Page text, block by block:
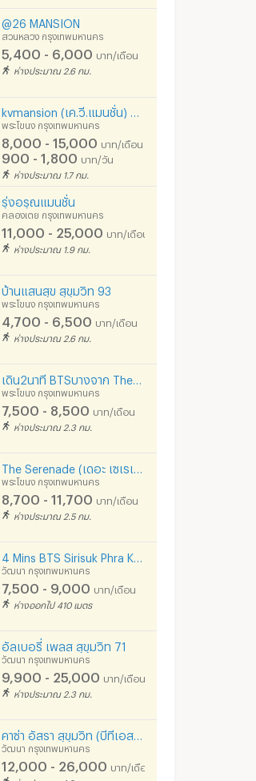
@26 MANSION
สวนหลวง กรุงเทพมหานคร
5,400 - 6,000 บาท/เดือน
ห่างประมาณ 2.6 กม.
พระโขนง กรุงเทพมหานคร
8,000 - 15,000 บาท/เดือน
900 - 1,800 บาท/วัน
ห่างประมาณ 1.7 กม.
รุ่งอรุณแมนชั่น
คลองเตย กรุงเทพมหานคร
11,000 - 25,000 บาท/เดือน
ห่างประมาณ 1.9 กม.
บ้านแสนสุข สุขุมวิท 93
พระโขนง กรุงเทพมหานคร
4,700 - 6,500 บาท/เดือน
ห่างประมาณ 2.6 กม.
พระโขนง กรุงเทพมหานคร
7,500 - 8,500 บาท/เดือน
ห่างประมาณ 2.3 กม.
พระโขนง กรุงเทพมหานคร
8,700 - 11,700 บาท/เดือน
ห่างประมาณ 2.5 กม.
วัฒนา กรุงเทพมหานคร
7,500 - 9,000 บาท/เดือน
ห่างออกไป 410 เมตร
อัลเบอรี่ เพลส สุขุมวิท 71
วัฒนา กรุงเทพมหานคร
9,900 - 25,000 บาท/เดือน
ห่างประมาณ 2.3 กม.
วัฒนา กรุงเทพมหานคร
12,000 - 26,000 บาท/เดือน